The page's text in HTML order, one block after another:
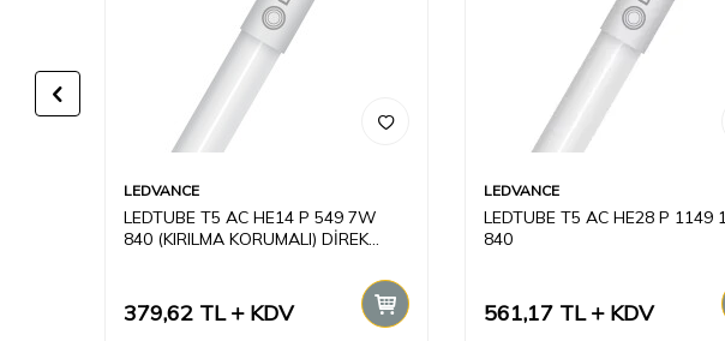
LEDVANCE
LEDTUBE T5 AC HE14 P 549 7W
840 (KIRILMA KORUMALI) DİREK
379,62 TL KDV
LEDVANCE
LEDTUBE T5 AC HE28 P 1149
840
561,17 TL KDV